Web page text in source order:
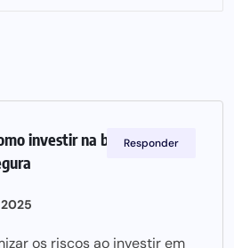
investir na bolsa de
2025
os riscos ao investir em
Responder